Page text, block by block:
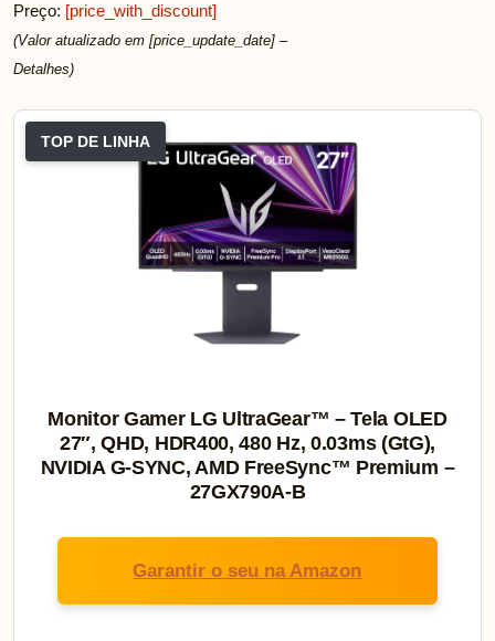
Preço: [price_with_discount]
(Valor atualizado em [price_update_date] –
Detalhes)
TOP DE LINHA
Monitor Gamer LG UltraGear™ – Tela OLED
27″, QHD, HDR400, 480 Hz, 0.03ms (GtG),
NVIDIA G-SYNC, AMD FreeSync™ Premium –
27GX790A-B
Garantir o seu na Amazon